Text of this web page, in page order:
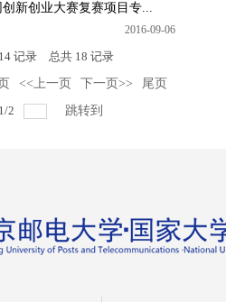
创新创业大赛复赛项目专...
2016-09-06
14记录 总共 18 记录
<<上一页 下一页>>
尾页
1/2 跳转到